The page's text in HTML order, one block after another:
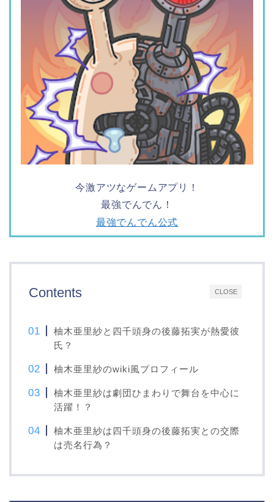
今激アツなゲームアプリ！
最強でんでん！
最強でんでん公式
CLOSE
Contents
柚木亜里紗と四千頭身の後藤拓実が熱愛彼
氏？
柚木亜里紗のwiki風プロフィール
柚木亜里紗は劇団ひまわりで舞台を中心に
活躍！？
柚木亜里紗は四千頭身の後藤拓実との交際
は売名行為？